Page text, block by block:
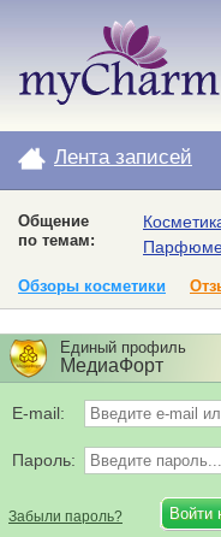
Лента записей
Общение
по темам:
Обзоры косметики
Единый профиль
МедиаФорт
E-mail:
Пароль:
Забыли пароль?